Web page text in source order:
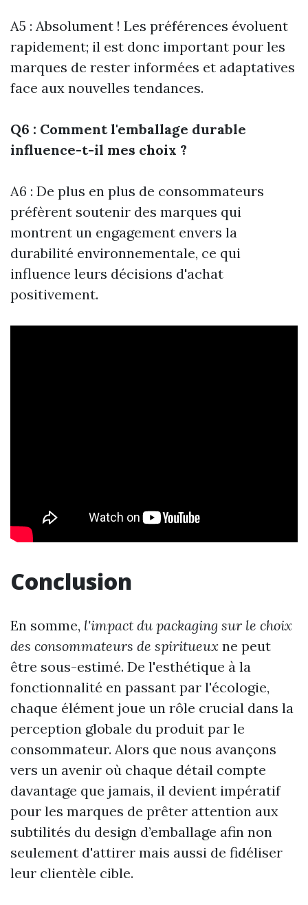
A5 : Absolument ! Les préférences évoluent
rapidement; il est donc important pour les
marques de rester informées et adaptatives
face aux nouvelles tendances.
Q6 : Comment l'emballage durable
influence-t-il mes choix ?
A6 : De plus en plus de consommateurs
préfèrent soutenir des marques qui
montrent un engagement envers la
durabilité environnementale, ce qui
influence leurs décisions d'achat
positivement.
Conclusion
En somme, l'impact du packaging sur le choix
des consommateurs de spiritueux ne peut
être sous-estimé. De l'esthétique à la
fonctionnalité en passant par l'écologie,
chaque élément joue un rôle crucial dans la
perception globale du produit par le
consommateur. Alors que nous avançons
vers un avenir où chaque détail compte
davantage que jamais, il devient impératif
pour les marques de prêter attention aux
subtilités du design d’emballage afin non
seulement d'attirer mais aussi de fidéliser
leur clientèle cible.